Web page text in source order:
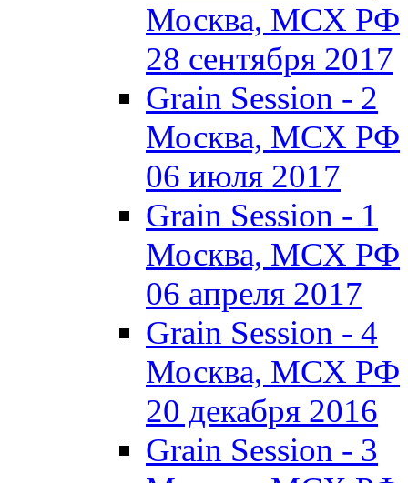
Москва, МСХ РФ
28 сентября 2017
Grain Session - 2
Москва, МСХ РФ
06 июля 2017
Grain Session - 1
Москва, МСХ РФ
06 апреля 2017
Grain Session - 4
Москва, МСХ РФ
20 декабря 2016
Grain Session - 3